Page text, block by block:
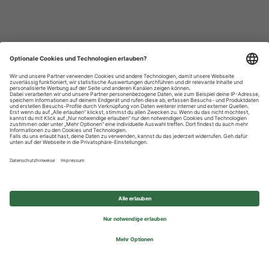
Datenschutzhinweise
Impressum
Privatsphäre-Einstellungen
© 2026 REWE Group - All rights reserved